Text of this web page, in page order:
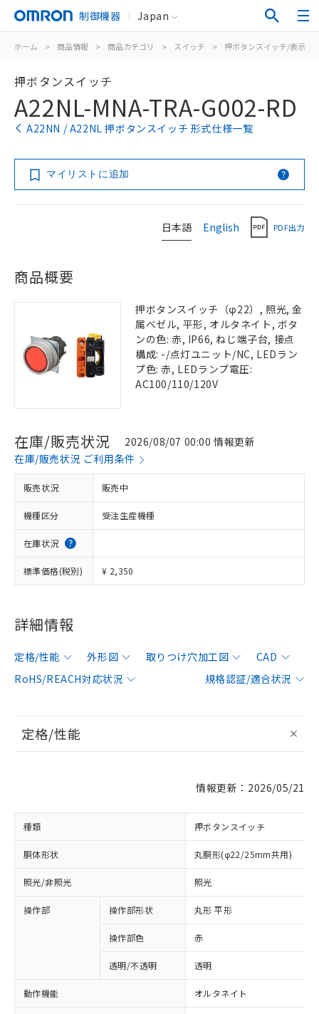
制御機器 Japan
ホーム > 商品情報 > 商品カテゴリ > スイッチ > 押ボタンスイッチ/表示灯
押ボタンスイッチ
A22NL-MNA-TRA-G002-RD
A22NN / A22NL 押ボタンスイッチ 形式仕様一覧
マイリストに追加
日本語 English PDF出力
商品概要
押ボタンスイッチ（φ22）, 照光, 金
属ベゼル, 平形, オルタネイト, ボタ
ンの色: 赤, IP66, ねじ端子台, 接点
構成: -/点灯ユニット/NC, LEDラン
プ色: 赤, LEDランプ電圧:
AC100/110/120V
在庫/販売状況
2026/08/07 00:00 情報更新
在庫/販売状況 ご利用条件
販売状況 販売中
機種区分 受注生産機種
在庫状況
標準価格(税別) ¥ 2,350
詳細情報
定格/性能 外形図 取りつけ穴加工図
CAD
RoHS/REACH対応状況
規格認証/適合状況
定格/性能
情報更新：2026/05/21
種類 押ボタンスイッチ
胴体形状 丸胴形(φ22/25mm共用)
照光/非照光 照光
操作部 操作部形状 丸形 平形
操作部色 赤
透明/不透明 透明
動作機能 オルタネイト